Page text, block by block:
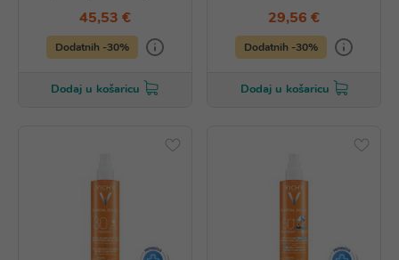
45,53 €
Dodatnih -30%
Dodaj u košaricu
29,56 €
Dodatnih -30%
Dodaj u košaricu